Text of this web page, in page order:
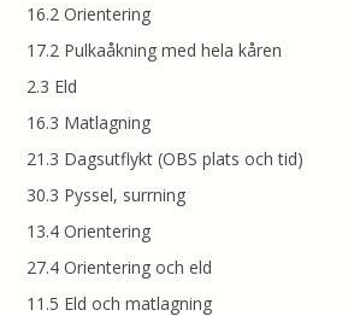
16.2 Orientering
17.2 Pulkaåkning med hela kåren
2.3 Eld
16.3 Matlagning
21.3 Dagsutflykt (OBS plats och tid)
30.3 Pyssel, surrning
13.4 Orientering
27.4 Orientering och eld
11.5 Eld och matlagning